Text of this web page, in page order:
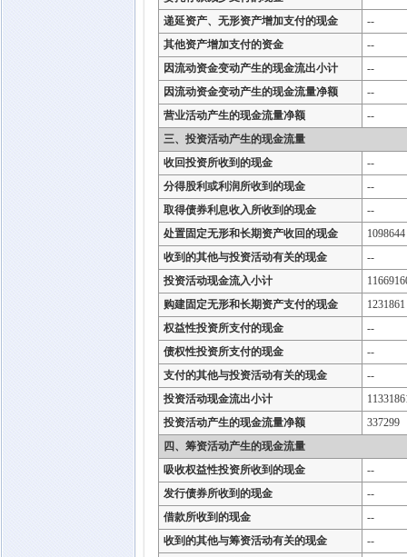
递延资产、无形资产增加支付的现金
--
其他资产增加支付的资金
--
因流动资金变动产生的现金流出小计
--
因流动资金变动产生的现金流量净额
--
营业活动产生的现金流量净额
--
三、投资活动产生的现金流量
收回投资所收到的现金
--
分得股利或利润所收到的现金
--
取得债券利息收入所收到的现金
--
处置固定无形和长期资产收回的现金
1098644
收到的其他与投资活动有关的现金
--
投资活动现金流入小计
购建固定无形和长期资产支付的现金
1231861
权益性投资所支付的现金
--
债权性投资所支付的现金
--
支付的其他与投资活动有关的现金
--
投资活动现金流出小计
投资活动产生的现金流量净额
337299
四、筹资活动产生的现金流量
吸收权益性投资所收到的现金
--
发行债券所收到的现金
--
借款所收到的现金
--
收到的其他与筹资活动有关的现金
--